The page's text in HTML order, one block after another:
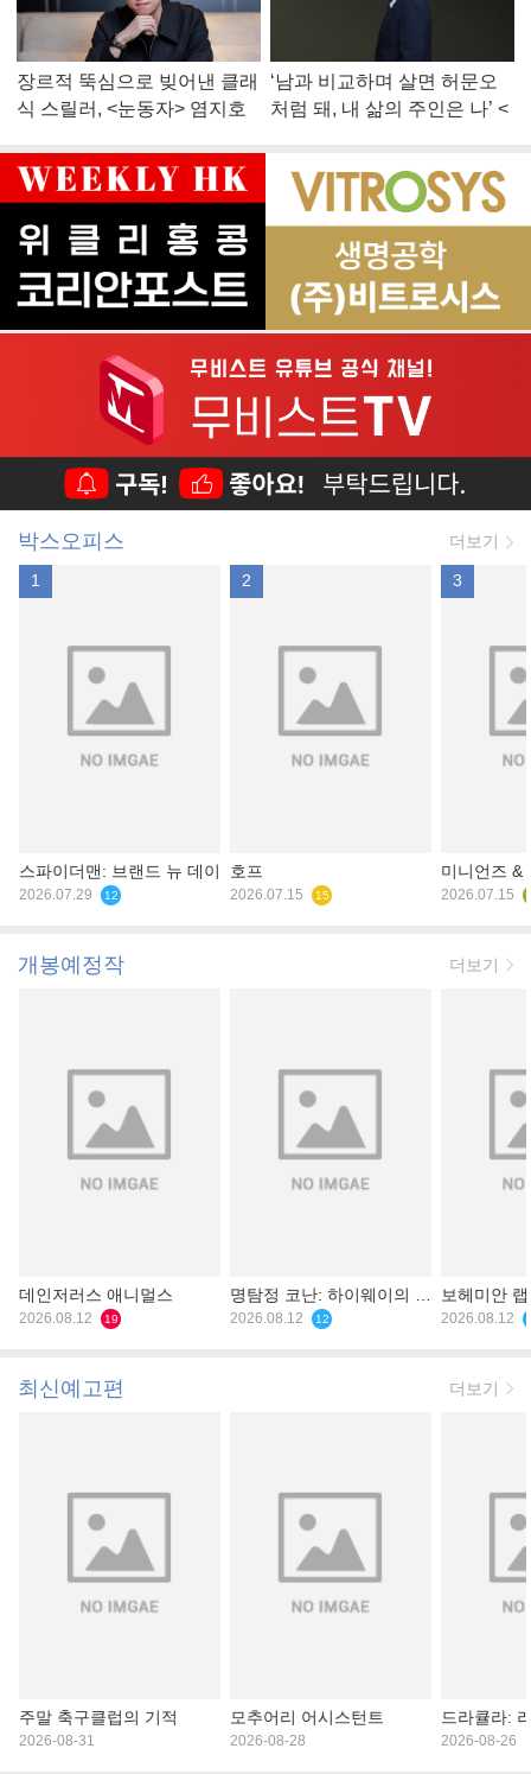
장르적 뚝심으로 빚어낸 클래
식 스릴러, <눈동자> 염지호
‘남과 비교하며 살면 허문오
처럼 돼, 내 삶의 주인은 나’ <
박스오피스 더보기
1
스파이더맨: 브랜드 뉴 데이
2026.07.29 12
2
호프
2026.07.15 15
3
미니언즈 &
2026.07.15
개봉예정작 더보기
데인저러스 애니멀스
2026.08.12 19
명탐정 코난: 하이웨이의 타
천사
2026.08.12 12
보헤미안
2026.08.12
최신예고편 더보기
주말 축구클럽의 기적
2026-08-31
모추어리 어시스턴트
2026-08-28
드라큘라:
2026-08-26